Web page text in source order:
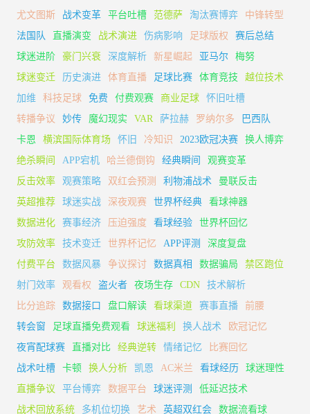
尤文图斯
战术变革 平台吐槽 范德萨 淘汰赛博弈
中锋转型
法国队
直播演变 战术演进 伤病影响 足球版权
赛后总结
球迷进阶
豪门兴衰 深度解析 新星崛起 亚马尔
梅努
球迷变迁
历史演进 体育直播 足球比赛 体育竞技
越位技术
加维
科技足球 免费 付费观赛 商业足球
怀旧吐槽
转播争议
妙传 魔幻现实 VAR 萨拉赫 罗纳尔多
巴西队
卡恩
横滨国际体育场 怀旧 冷知识 2023欧冠决赛
换人博弈
绝杀瞬间
APP宕机 哈兰德倒钩 经典瞬间
观赛变革
反击效率
观赛策略 双红会预测 利物浦战术
曼联反击
英超推荐
球迷实战 深夜观赛 世界杯经典
看球神器
数据进化
赛事经济 压迫强度 看球经验
世界杯回忆
攻防效率
技术变迁 世界杯记忆 APP评测
深度复盘
付费平台
数据风暴 争议探讨 数据真相 数据骗局
禁区跑位
射门效率
观看权 盗火者 夜场生存 CDN
技术解析
比分追踪
数据接口 盘口解读 看球渠道 赛事直播
前腰
转会窗
足球直播免费观看 球迷福利 换人战术
欧冠记忆
夜宵配球赛
直播对比 经典逆转 情绪记忆
比赛回忆
战术吐槽
卡顿 换人分析 凯恩 AC米兰 看球经历
球迷理性
直播争议
平台博弈 数据平台 球迷评测
低延迟技术
战术回放系统
多机位切换 艺术 英超双红会
数据流看球